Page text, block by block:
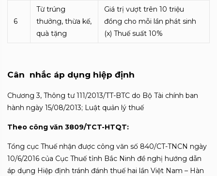
6
Từ trúng
thưởng, thừa kế,
quà tặng
Giá trị vượt trên 10 triệu
đồng cho mỗi lần phát sinh
(x) Thuế suất 10%
Cân nhắc áp dụng hiệp định
Chương 3, Thông tư 111/2013/TT-BTC do Bộ Tài chính ban
hành ngày 15/08/2013; Luật quản lý thuế
Theo công văn 3809/TCT-HTQT:
Tổng cục Thuế nhận được công văn số 840/CT-TNCN ngày
10/6/2016 của Cục Thuế tỉnh Bắc Ninh đề nghị hướng dẫn
áp dụng Hiệp định tránh đánh thuế hai l ần Việt Nam – Hàn